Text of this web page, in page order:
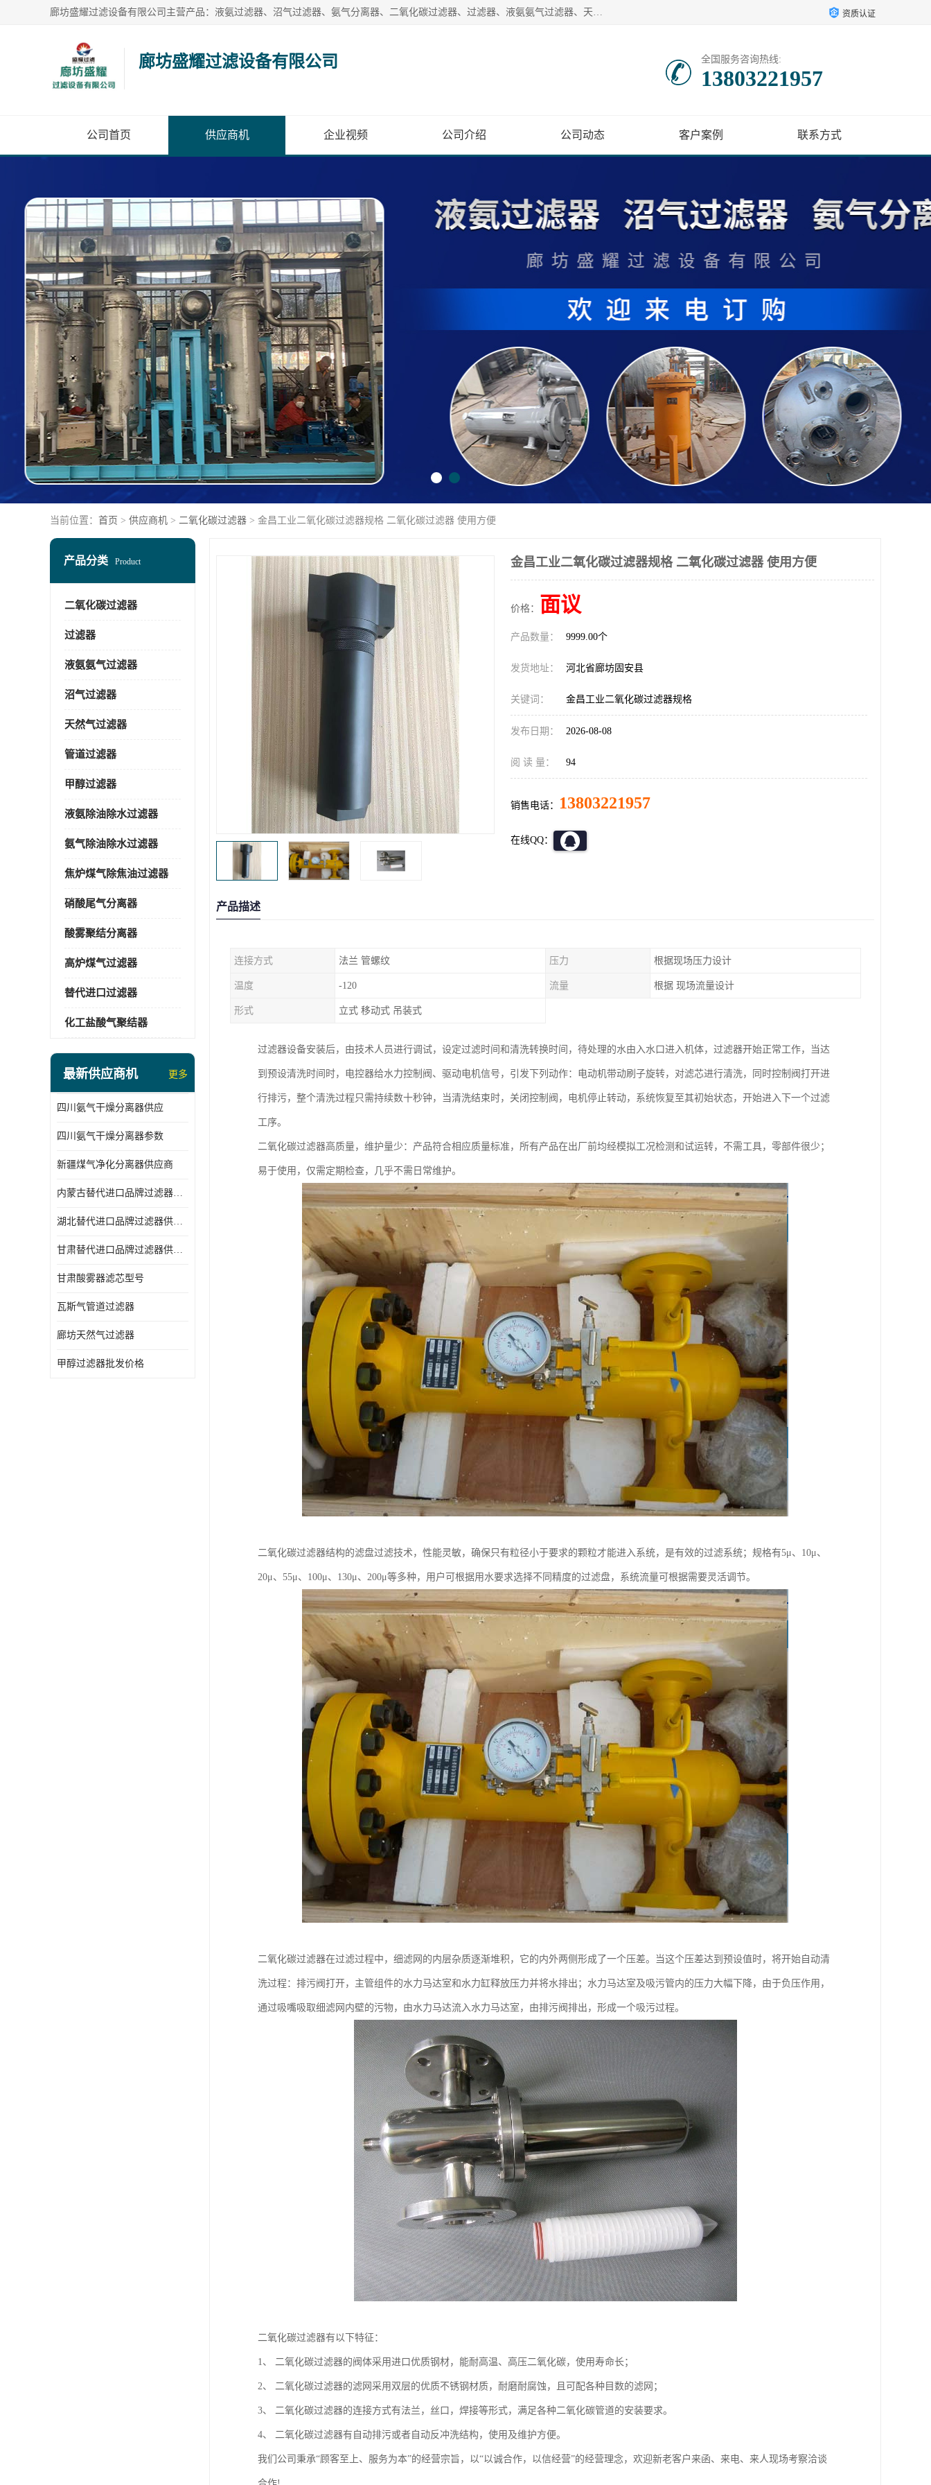
廊坊盛耀过滤设备有限公司主营产品：液氨过滤器、沼气过滤器、氨气分离器、二氧化碳过滤器、过滤器、液氨氨气过滤器、天然气过滤器、管道过滤器、*过滤器、液氨除油除水过滤器、氨气除油除水过滤器、焦炉煤气除焦油过滤器等。 资质认证
廊坊盛耀过滤设备有限公司 全国服务咨询热线:
13803221957
公司首页 供应商机 企业视频 公司介绍 公司动态 客户案例 联系方式
当前位置： 首页 > 供应商机 > 二氧化碳过滤器 > 金昌工业二氧化碳过滤器规格 二氧化碳过滤器 使用方便
产品分类 Product
二氧化碳过滤器
过滤器
液氨氨气过滤器
沼气过滤器
天然气过滤器
管道过滤器
甲醇过滤器
液氨除油除水过滤器
氨气除油除水过滤器
焦炉煤气除焦油过滤器
硝酸尾气分离器
酸雾聚结分离器
高炉煤气过滤器
替代进口过滤器
化工盐酸气聚结器
最新供应商机 更多
四川氨气干燥分离器供应
四川氨气干燥分离器参数
新疆煤气净化分离器供应商
内蒙古替代进口品牌过滤器厂家
湖北替代进口品牌过滤器供应商
甘肃替代进口品牌过滤器供应商
甘肃酸雾器滤芯型号
瓦斯气管道过滤器
廊坊天然气过滤器
甲醇过滤器批发价格
金昌工业二氧化碳过滤器规格 二氧化碳过滤器 使用方便
价格： 面议
产品数量： 9999.00个
发货地址： 河北省廊坊固安县
关键词： 金昌工业二氧化碳过滤器规格
发布日期： 2026-08-08
阅 读 量： 94
销售电话： 13803221957
在线QQ：
产品描述
连接方式 法兰 管螺纹 压力 根据现场压力设计
温度 -120 流量 根据 现场流量设计
形式 立式 移动式 吊装式
过滤器设备安装后，由技术人员进行调试，设定过滤时间和清洗转换时间，待处理的水由入水口进入机体，过滤器开始正常工作，当达
到预设清洗时间时，电控器给水力控制阀、驱动电机信号，引发下列动作：电动机带动刷子旋转，对滤芯进行清洗，同时控制阀打开进
行排污，整个清洗过程只需持续数十秒钟，当清洗结束时，关闭控制阀，电机停止转动，系统恢复至其初始状态，开始进入下一个过滤
工序。
二氧化碳过滤器高质量，维护量少：产品符合相应质量标准，所有产品在出厂前均经模拟工况检测和试运转，不需工具，零部件很少；
易于使用，仅需定期检查，几乎不需日常维护。
二氧化碳过滤器结构的滤盘过滤技术，性能灵敏，确保只有粒径小于要求的颗粒才能进入系统，是有效的过滤系统；规格有5μ、10μ、
20μ、55μ、100μ、130μ、200μ等多种，用户可根据用水要求选择不同精度的过滤盘，系统流量可根据需要灵活调节。
二氧化碳过滤器在过滤过程中，细滤网的内层杂质逐渐堆积，它的内外两侧形成了一个压差。当这个压差达到预设值时，将开始自动清
洗过程：排污阀打开，主管组件的水力马达室和水力缸释放压力并将水排出；水力马达室及吸污管内的压力大幅下降，由于负压作用，
通过吸嘴吸取细滤网内壁的污物，由水力马达流入水力马达室，由排污阀排出，形成一个吸污过程。
二氧化碳过滤器有以下特征：
1、 二氧化碳过滤器的阀体采用进口优质钢材，能耐高温、高压二氧化碳，使用寿命长；
2、 二氧化碳过滤器的滤网采用双层的优质不锈钢材质，耐磨耐腐蚀，且可配各种目数的滤网；
3、 二氧化碳过滤器的连接方式有法兰，丝口，焊接等形式，满足各种二氧化碳管道的安装要求。
4、 二氧化碳过滤器有自动排污或者自动反冲洗结构，使用及维护方便。
我们公司秉承“顾客至上、服务为本”的经营宗旨，以“以诚合作，以信经营”的经营理念，欢迎新老客户来函、来电、来人现场考察洽谈